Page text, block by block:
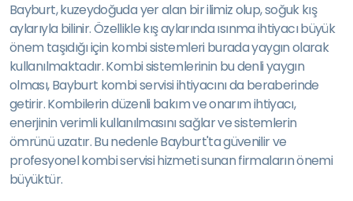
Bayburt, kuzeydoğuda yer alan bir ilimiz olup, soğuk kış
aylarıyla bilinir. Özellikle kış aylarında ısınma ihtiyacı büyük
önem taşıdığı için kombi sistemleri burada yaygın olarak
kullanılmaktadır. Kombi sistemlerinin bu denli yaygın
olması, Bayburt kombi servisi ihtiyacını da beraberinde
getirir. Kombilerin düzenli bakım ve onarım ihtiyacı,
enerjinin verimli kullanılmasını sağlar ve sistemlerin
ömrünü uzatır. Bu nedenle Bayburt'ta güvenilir ve
profesyonel kombi servisi hizmeti sunan firmaların önemi
büyüktür.